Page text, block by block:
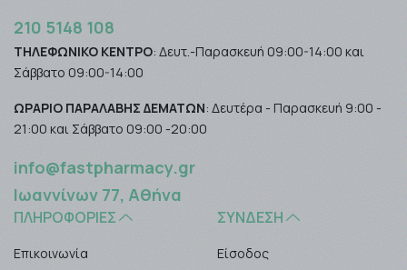
210 5148 108
ΤΗΛΕΦΩΝΙΚΟ ΚΕΝΤΡΟ: Δευτ.-Παρασκευή 09:00-14:00 και
Σάββατο 09:00-14:00
ΩΡΑΡΙΟ ΠΑΡΑΛΑΒΗΣ ΔΕΜΑΤΩΝ: Δευτέρα - Παρασκευή 9:00 -
21:00 και Σάββατο 09:00 -20:00
info@fastpharmacy.gr
Ιωαννίνων 77, Αθήνα
ΠΛΗΡΟΦΟΡΊΕΣ
Επικοινωνία
ΣΎΝΔΕΣΗ
Είσοδος